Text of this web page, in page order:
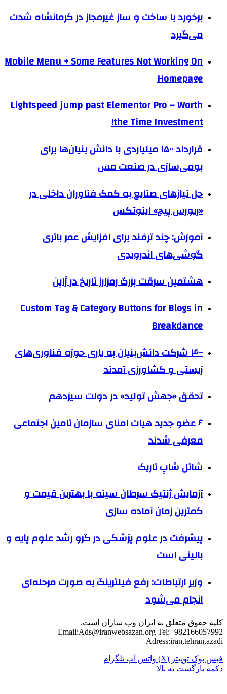
برخورد با ساخت و ساز غیرمجاز در کرمانشاه شدت
می‌گیرد
Mobile Menu + Some Features Not Working On
Homepage
Lightspeed jump past Elementor Pro – Worth
the Time Investment!
قرارداد ۱۵۰۰ میلیاردی با دانش بنیان‌ها برای
بومی‌سازی در صنعت مس
حل نیازهای صنایع به کمک فناوران داخلی در
«ریورس‌ پیچ» اینوتکس
آموزش: چند ترفند برای افزایش عمر باتری
گوشی‌های اندرویدی
هشتمین سرقت بزرگ رمزارز تاریخ در ژاپن
Custom Tag & Category Buttons for Blogs in
Breakdance
۴۰۰ شرکت دانش‌بنیان به یاری حوزه فناوری‌های
زیستی و کشاورزی آمدند
تحقق «جهش تولید» در دولت سیزدهم
۶ عضو جدید هیات امنای سازمان تامین اجتماعی
معرفی شدند
شاتل شاپ تاریک
آزمایش ژنتیک سرطان سینه با بهترین قیمت و
کمترین زمان آماده سازی
پیشرفت در علوم پزشکی در گرو رشد علوم پایه و
بالینی است
وزیر ارتباطات: رفع فیلترینگ به صورت مرحله‌ای
انجام می‌شود
کلیه حقوق متعلق به ایران وب سازان است.
Email:Ads@iranwebsazan.org Tel:+982166057992
Adress:iran,tehran,azadi
فیس بوک توییتر (X) واتس آپ تلگرام
دکمه بازگشت به بالا